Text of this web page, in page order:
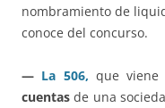
nombramiento de
conoce del concurso.
— La 506, que
cuentas de una